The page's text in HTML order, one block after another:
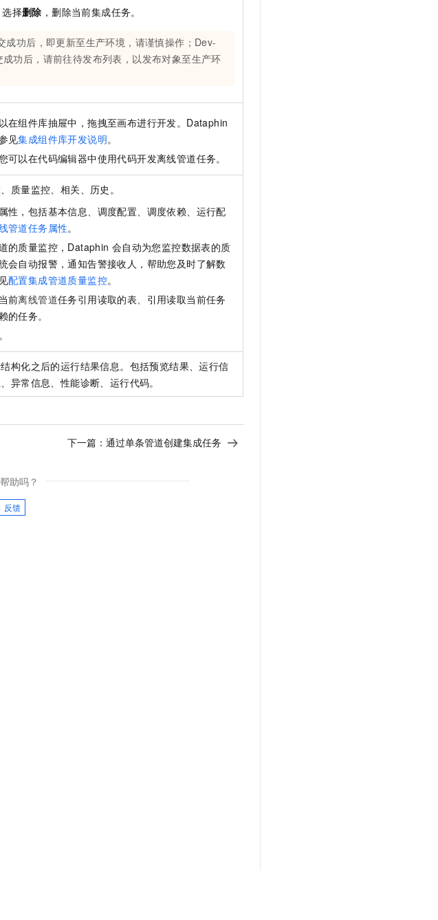
择删除 ，删除当前集成任务。
成功后，即更新至生产环境，请谨慎操作；Dev-
功后，请前往待发布列表，以发布对象至生产环
在组件库抽屉中，拖拽至画布进行开发。Dataphin
见集成组件库开发说明。
可以在代码编辑器中使用代码开发离线管道任务。
质量监控、相关、历史。
性，包括基本信息、调度配置、调度依赖、运行配
管道任务属性。
的质量监控，Dataphin 会自动为您监控数据表的质
会自动报警，通知告警接收人，帮助您及时了解数
配置集成管道质量监控。
当前离线管道任务引用读取的表
引用读取当前任务
的任务。
构化之后的运行结果信息。包括预览结果、运行信
异常信息、性能诊断、运行代码。
下一篇： 通过单条管道创建集成任务
助吗？
反馈